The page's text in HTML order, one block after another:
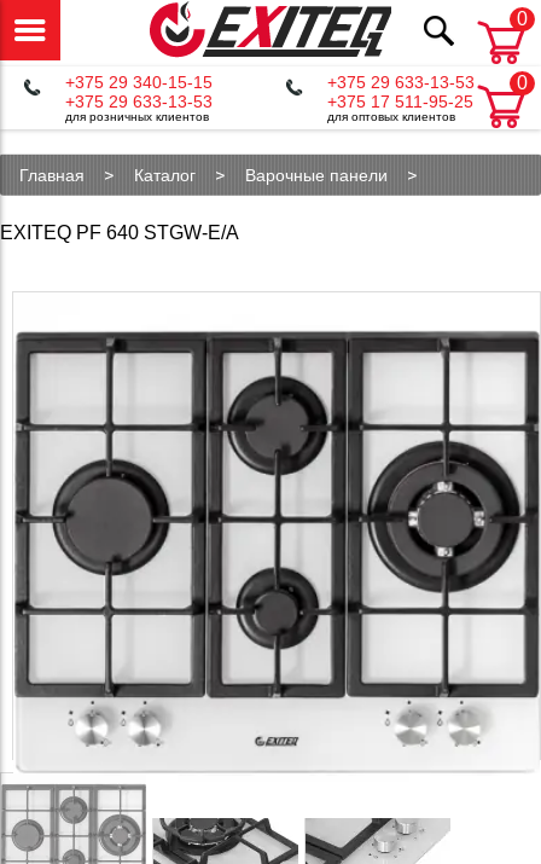
0
0
+375 29 340-15-15
+375 29 633-13-53
для розничных клиентов
+375 29 633-13-53
+375 17 511-95-25
для оптовых клиентов
Главная Каталог
Варочные панели
EXITEQ PF 640 STGW-E/А